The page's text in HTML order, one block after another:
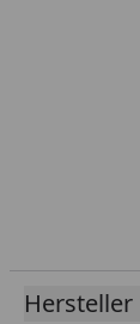
Hersteller